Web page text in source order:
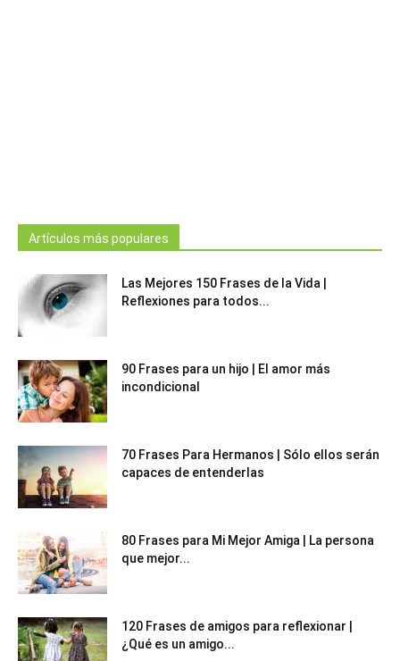
Artículos más populares
Las Mejores 150 Frases de la Vida |
Reflexiones para todos...
90 Frases para un hijo | El amor más
incondicional
70 Frases Para Hermanos | Sólo ellos serán
capaces de entenderlas
80 Frases para Mi Mejor Amiga | La persona
que mejor...
120 Frases de amigos para reflexionar |
¿Qué es un amigo...